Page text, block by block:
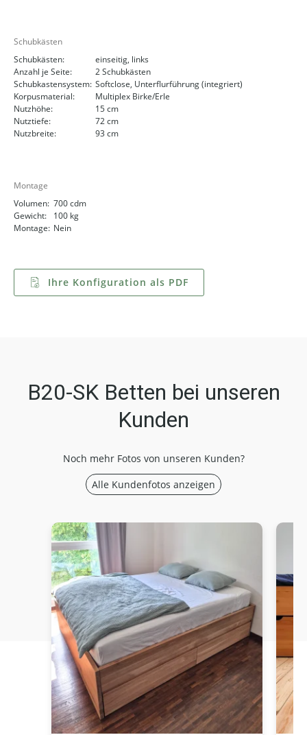
Schubkästen
Schubkästen:
einseitig, links
Anzahl je Seite:
2 Schubkästen
Schubkastensystem: Softclose, Unterflurführung (integriert)
Korpusmaterial:
Multiplex Birke/Erle
Nutzhöhe:
15 cm
Nutztiefe:
72 cm
Nutzbreite:
93 cm
Montage
Volumen: 700 cdm
Gewicht:
100 kg
Montage: Nein
Ihre Konfiguration als PDF
B20-SK Betten bei unseren
Kunden
Noch mehr Fotos von unseren Kunden?
Alle Kundenfotos anzeigen